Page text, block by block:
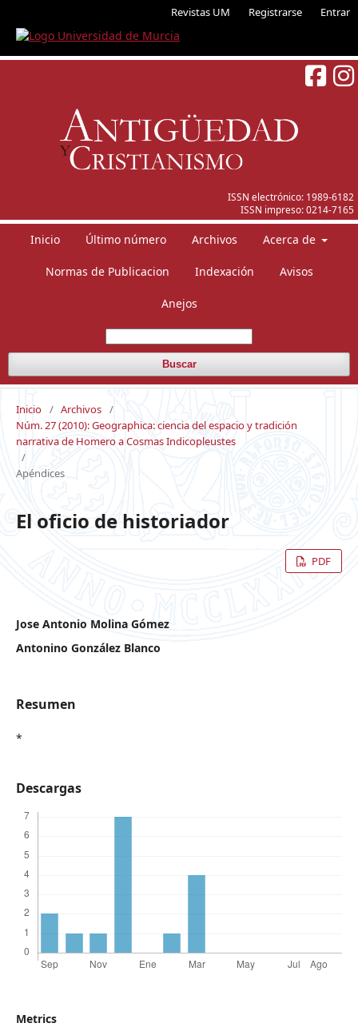
Revistas UM Registrarse Entrar
ISSN electrónico: 1989-6182
ISSN impreso:0214-7165
Inicio Último número Archivos Acerca de
Normas de Publicacion Indexación Avisos
Anejos
Buscar
Inicio / Archivos /
Núm. 27 (2010): Geographica: ciencia del espacio y tradición
narrativa de Homero a Cosmas Indicopleustes
/
Apéndices
El oficio de historiador
PDF
Jose Antonio Molina Gómez
Antonino González Blanco
Resumen
*
Descargas
Metrics